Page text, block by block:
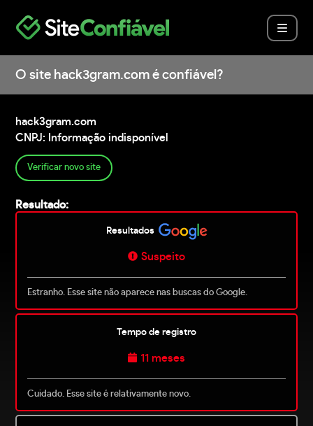
O site hack3gram.com é confiável?
hack3gram.com
CNPJ: Informação indisponível
Verificar novo site
Resultado:
Resultados
Suspeito
Estranho. Esse site não aparece nas buscas do Google.
Tempo de registro
11 meses
Cuidado. Esse site é relativamente novo.